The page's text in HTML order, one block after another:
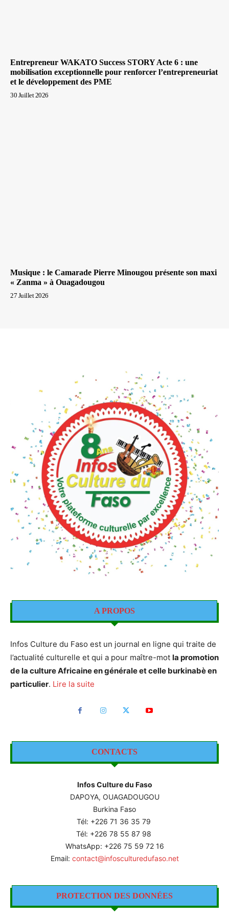
Entrepreneur WAKATO Success STORY Acte 6 : une
mobilisation exceptionnelle pour renforcer l’entrepreneuriat
et le développement des PME
30 Juillet 2026
Musique : le Camarade Pierre Minougou présente son maxi
« Zanma » à Ouagadougou
27 Juillet 2026
A PROPOS
Infos Culture du Faso est un journal en ligne qui traite de
l’actualité culturelle et qui a pour maître-mot la promotion
de la culture Africaine en générale et celle burkinabè en
particulier. Lire la suite
CONTACTS
Infos Culture du Faso
DAPOYA, OUAGADOUGOU
Burkina Faso
Tél: +226 71 36 35 79
Tél: +226 78 55 87 98
WhatsApp: +226 75 59 72 16
Email: contact@infosculturedufaso.net
PROTECTION DES DONNÉES